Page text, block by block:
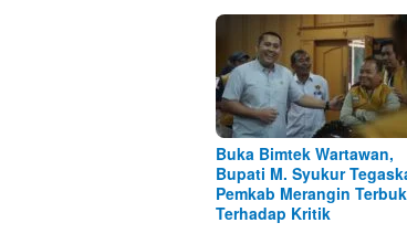
Buka Bimtek Wartawan,
Bupati M. Syukur
Pemkab Merangin
Terhadap Kritik